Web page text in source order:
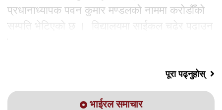
प्रधानाध्यापक पवन कुमार मण्डलको नाममा करोडौँको
सम्पति भेटिएको छ । विद्यालयमा साईकल चढेर पढाउन
पूरा पढ्नुहोस्
भाईरल समाचार